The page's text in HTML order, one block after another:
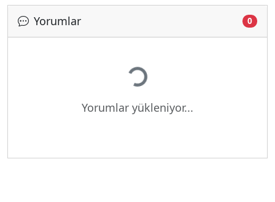
Yorumlar 0
Yükleniyor...
Yorumlar yükleniyor...